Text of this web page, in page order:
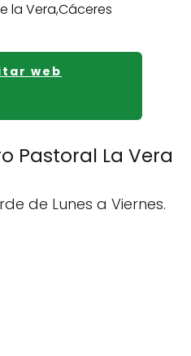
web
Pastoral La Vera
de Lunes a Viernes.